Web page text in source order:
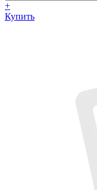
+
Купить